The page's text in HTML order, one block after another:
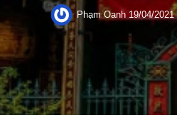
Phạm Oanh 19/04/2021